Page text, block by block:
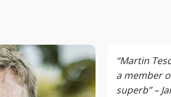
“Martin
a member
superb” –